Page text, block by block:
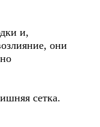
и,
они
сетка.